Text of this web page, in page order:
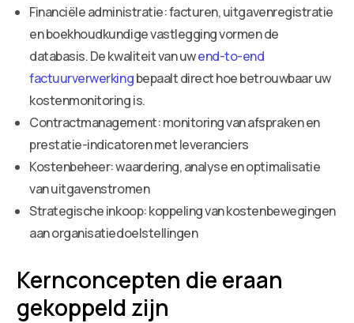
Financiële administratie: facturen, uitgavenregistratie
en boekhoudkundige vastlegging vormen de
databasis. De kwaliteit van uwend-to-end
factuurverwerkingbepaalt direct hoe betrouwbaar uw
kostenmonitoring is.
Contractmanagement: monitoring van afspraken en
prestatie-indicatoren met leveranciers
Kostenbeheer: waardering, analyse en optimalisatie
van uitgavenstromen
Strategische inkoop: koppeling van kostenbewegingen
aan organisatiedoelstellingen
Kernconcepten die eraan
gekoppeld zijn